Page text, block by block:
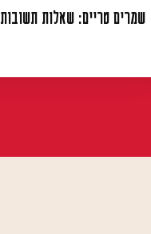
שמרים טריים: שאלות תשובות